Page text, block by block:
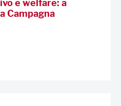
e welfare: a
Campagna